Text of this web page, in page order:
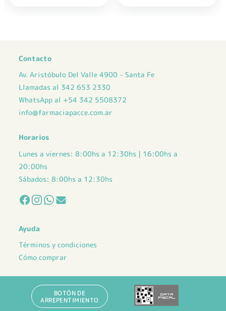
Contacto
Av. Aristóbulo Del Valle 4900 - Santa Fe
Llamadas al 342 653 2330
WhatsApp al +54 342 5508372
info@farmaciapacce.com.ar
Horarios
Lunes a viernes: 8:00hs a 12:30hs | 16:00hs a
20:00hs
Sábados: 8:00hs a 12:30hs
Ayuda
Términos y condiciones
Cómo comprar
BOTÓN DE
ARREPENTIMIENTO